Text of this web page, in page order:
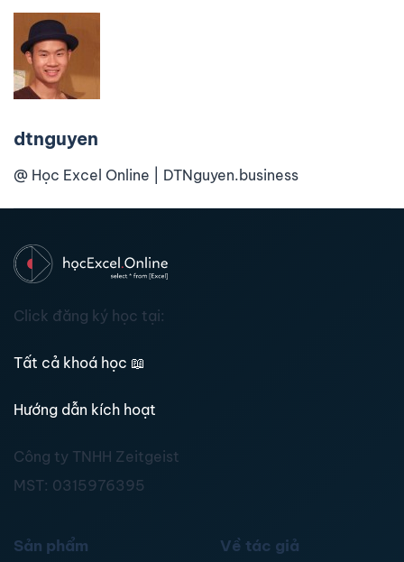
dtnguyen
@ Học Excel Online | DTNguyen.business
Click đăng ký học tại:
Tất cả khoá học 📖
Hướng dẫn kích hoạt
Công ty TNHH Zeitgeist
MST: 0315976395
Sản phẩm Về tác giả